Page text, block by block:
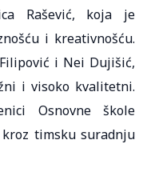
Rašević, koja je
i kreativnošću.
i Nei Dujišić,
i visoko kvalitetni.
Osnovne škole
timsku suradnju